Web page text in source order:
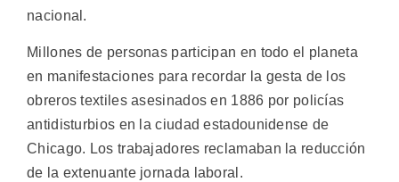
nacional.
Millones de personas participan en todo el planeta
en manifestaciones para recordar la gesta de los
obreros textiles asesinados en 1886 por policías
antidisturbios en la ciudad estadounidense de
Chicago. Los trabajadores reclamaban la reducción
de la extenuante jornada laboral.